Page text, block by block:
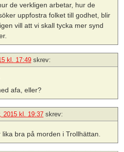
de verkligen arbetar, hur de
uppfostra folket till godhet, blir
vill att vi skall tycka mer synd
kl. 17:49 skrev:
afa, eller?
2015 kl. 19:37 skrev:
bra på morden i Trollhättan.